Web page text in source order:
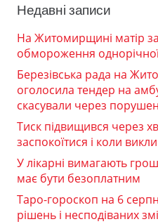
Недавні записи
На Житомирщині матір
обмороження
Березівська рада на
оголосила тендер на
скасували через
Тиск підвищився через
заспокоїтися і коли
У лікарні вимагають
має бути безоплатним
Таро-гороскоп на 6
рішень і несподіваних